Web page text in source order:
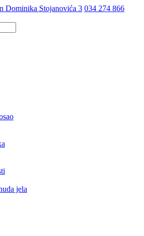
Dominika Stojanovića 3 034 274 866
jela